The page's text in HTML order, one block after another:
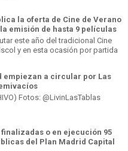
la oferta de Cine de Verano
la emisión de hasta 9 películas
este año del tradicional Cine
y en esta ocasión por partida
empiezan a circular por Las
Fotos: @LivinLasTablas
o en ejecución 95
del Plan Madrid Capital